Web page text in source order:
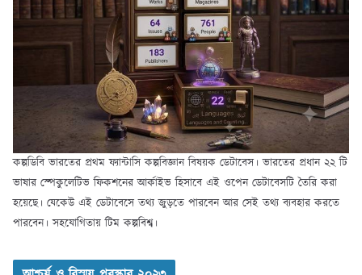
কল্পডিবি ভারতের প্রথম ফ্যান্টাসি কল্পবিজ্ঞান বিষয়ক ডেটাবেস। ভারতের প্রধান ২২ টি
ভাষার স্পেকুলেটিভ ফিকশনের আর্কাইভ হিসাবে এই ওপেন ডেটাবেসটি তৈরি করা
হয়েছে। যেকেউ এই ডেটাবেসে তথ্য জুড়তে পারবেন আর সেই তথ্য ব্যবহার করতে
পারবেন। সহযোগিতায় টিম কল্পবিশ্ব।